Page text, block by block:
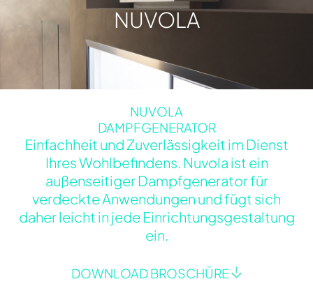
NUVOLA
NUVOLA
DAMPFGENERATOR
Einfachheit und Zuverlässigkeit im Dienst
Ihres Wohlbefindens. Nuvola ist ein
außenseitiger Dampfgenerator für
verdeckte Anwendungen und fügt sich
daher leicht in jede Einrichtungsgestaltung
ein.
DOWNLOAD BROSCHÜRE